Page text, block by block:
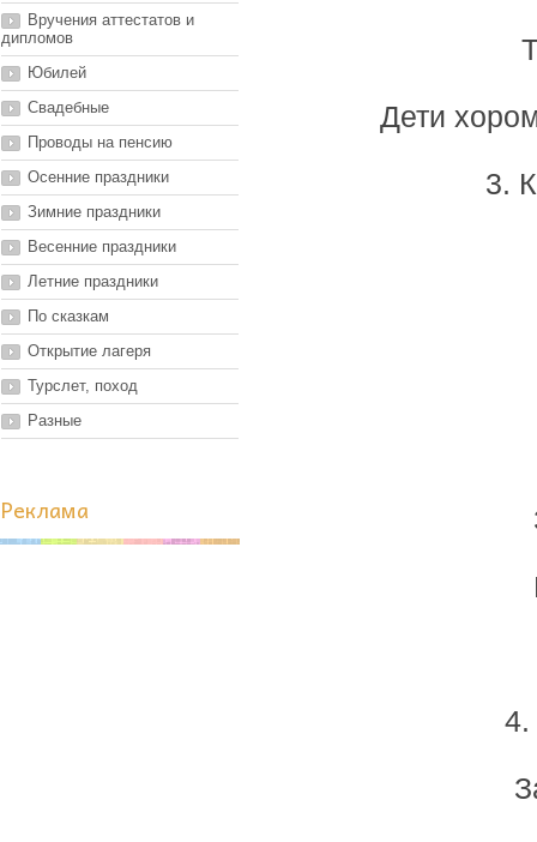
Вручения аттестатов и
дипломов
Юбилей
Свадебные
Проводы на пенсию
Осенние праздники
Зимние праздники
Весенние праздники
Летние праздники
По сказкам
Открытие лагеря
Турслет, поход
Разные
Реклама
Дети
3.
4.